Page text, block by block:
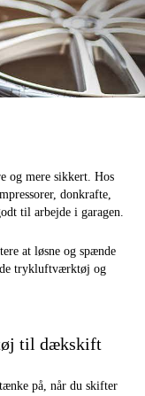
og mere sikkert. Hos
donkrafte,
til arbejde i garagen.
at løsne og spænde
trykluftværktøj og
til dækskift
på, når du skifter